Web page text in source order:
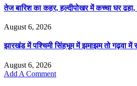
तेज बारिश का कहर, हल्दीपोखर में कच्चा घर ढहा,
August 6, 2026
झारखंड में पश्चिमी सिंहभूम में झमाझम तो गढ़वा में
August 6, 2026
Add A Comment